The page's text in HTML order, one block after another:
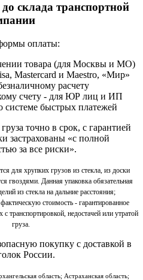
склада транспортной
оплаты:
товара (для Москвы и МО)
Mastercard и Maestro, «Мир»
расчету
счету - для ЮР лиц и ИП
системе быстрых платежей
точно в срок, с гарантией
застрахованы «с полной
за все риски».
для хрупких грузов из стекла, из доски
гвоздями. Данная упаковка обязательная
из стекла на дальние расстояния;
стоимость - гарантированное
транспортировкой, недостачей или утратой
груза.
покупку с доставкой в
России.
область; Астраханская область;